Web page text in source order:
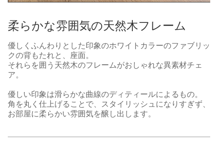
柔らかな雰囲気の天然木フレーム
優しくふんわりとした印象のホワイトカラーのファブリッ
クの背もたれと、座面。
それらを囲う天然木のフレームがおしゃれな異素材チェ
ア。
優しい印象は滑らかな曲線のディティールによるもの。
角を丸く仕上げることで、スタイリッシュになりすぎず、
お部屋に柔らかい雰囲気を醸し出します。